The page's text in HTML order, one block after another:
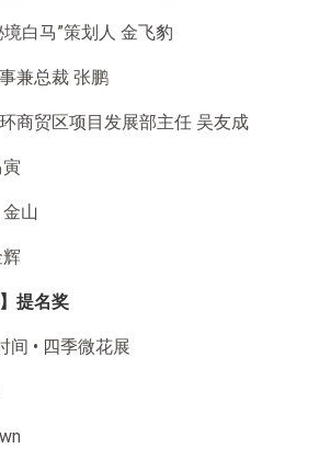
白马”策划人 金飞豹
兼总裁 张鹏
商贸区项目发展部主任 吴友成
山
提名奖
间 • 四季微花展